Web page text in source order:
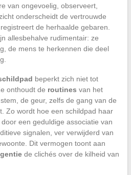
van ongevoelig, observeert,
onderscheidt de vertrouwde
de herhaalde gebaren.
allesbehalve rudimentair: ze
de mens te herkennen die deel
beperkt zich niet tot
onthoudt de routines van het
de geur, zelfs de gang van de
Zo wordt hoe een schildpad haar
een geduldige associatie van
signalen, ver verwijderd van
Dit vermogen toont aan
de clichés over de kilheid van